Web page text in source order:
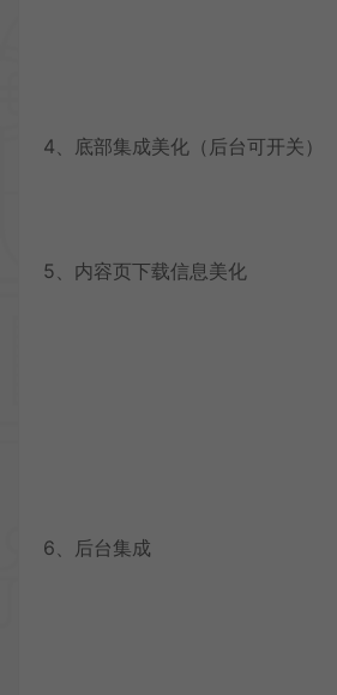
4、底部集成美化（后台可开关）
5、内容页下载信息美化
6、后台集成